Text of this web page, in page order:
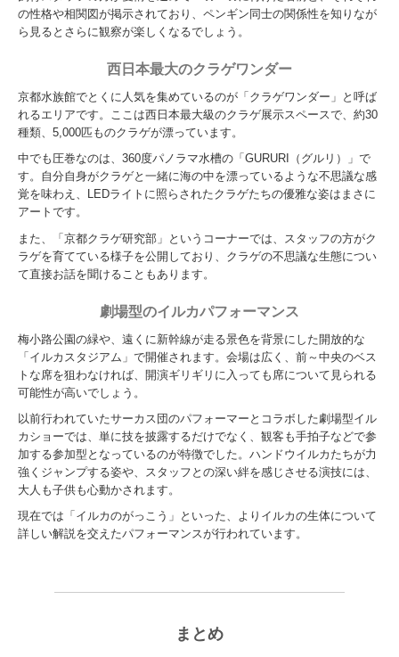
の性格や相関図が掲示されており、ペンギン同士の関係性を知りなが
ら見るとさらに観察が楽しくなるでしょう。
西日本最大のクラゲワンダー
京都水族館でとくに人気を集めているのが「クラゲワンダー」と呼ば
れるエリアです。ここは西日本最大級のクラゲ展示スペースで、約30
種類、5,000匹ものクラゲが漂っています。
中でも圧巻なのは、360度パノラマ水槽の「GURURI（グルリ）」で
す。自分自身がクラゲと一緒に海の中を漂っているような不思議な感
覚を味わえ、LEDライトに照らされたクラゲたちの優雅な姿はまさに
アートです。
また、「京都クラゲ研究部」というコーナーでは、スタッフの方がク
ラゲを育てている様子を公開しており、クラゲの不思議な生態につい
て直接お話を聞けることもあります。
劇場型のイルカパフォーマンス
梅小路公園の緑や、遠くに新幹線が走る景色を背景にした開放的な
「イルカスタジアム」で開催されます。会場は広く、前～中央のベス
トな席を狙わなければ、開演ギリギリに入っても席について見られる
可能性が高いでしょう。
以前行われていたサーカス団のパフォーマーとコラボした劇場型イル
カショーでは、単に技を披露するだけでなく、観客も手拍子などで参
加する参加型となっているのが特徴でした。ハンドウイルカたちが力
強くジャンプする姿や、スタッフとの深い絆を感じさせる演技には、
大人も子供も心動かされます。
現在では「イルカのがっこう」といった、よりイルカの生体について
詳しい解説を交えたパフォーマンスが行われています。
まとめ